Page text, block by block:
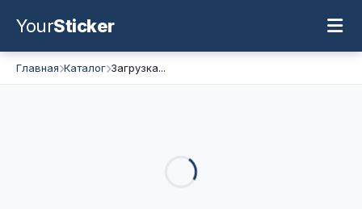
YourSticker
Главная Каталог Загрузка...